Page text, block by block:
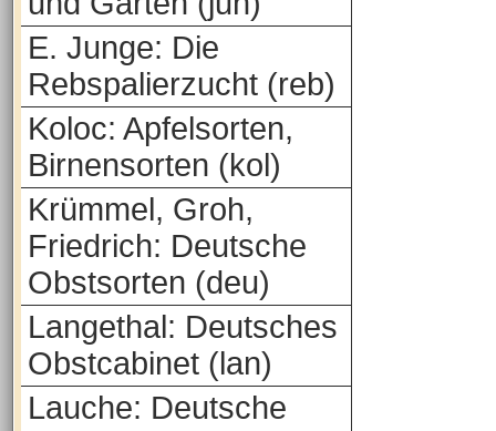
E. Junge: Die
Rebspalierzucht (reb)
Koloc: Apfelsorten,
Birnensorten (kol)
Krümmel, Groh,
Friedrich: Deutsche
Obstsorten (deu)
Langethal: Deutsches
Obstcabinet (lan)
Lauche: Deutsche